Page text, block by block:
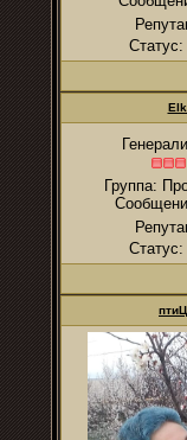
Статус:
Группа:
Статус: